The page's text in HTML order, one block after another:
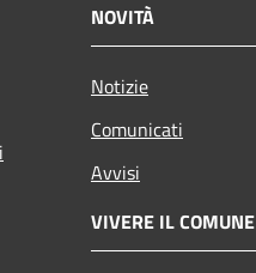
NOVITÀ
Notizie
Comunicati
Avvisi
VIVERE IL COMUNE